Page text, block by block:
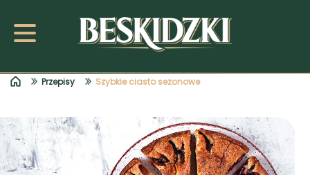
Przepisy Szybkie ciasto sezonowe